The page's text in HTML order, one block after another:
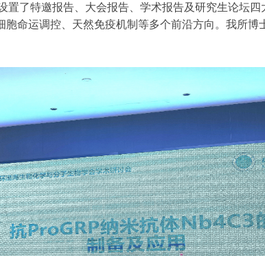
置了特邀报告、大会报告、学术报告及研究生论坛
命运调控、天然免疫机制等多个前沿方向。我所博